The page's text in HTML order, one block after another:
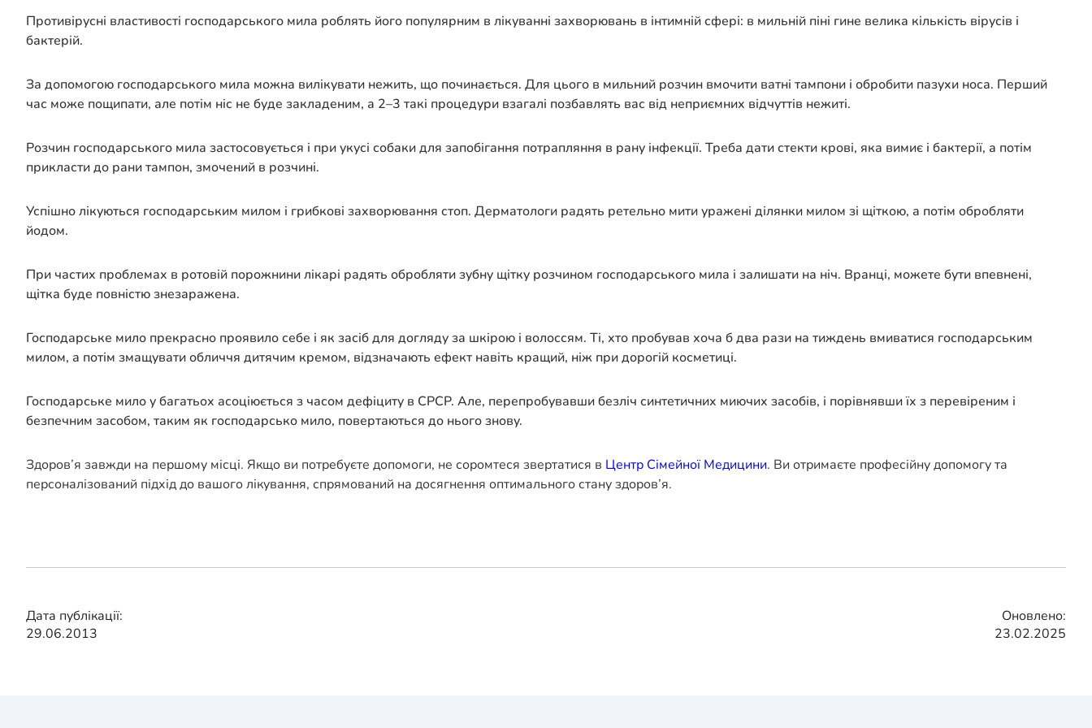
Противірусні властивості господарського мила роблять його популярним в лікуванні захворювань в інтимній сфері: в мильній піні гине велика кількість вірусів і
бактерій.
За допомогою господарського мила можна вилікувати нежить, що починається. Для цього в мильний розчин вмочити ватні тампони і обробити пазухи носа. Перший
час може пощипати, але потім ніс не буде закладеним, а 2–3 такі процедури взагалі позбавлять вас від неприємних відчуттів нежиті.
Розчин господарського мила застосовується і при укусі собаки для запобігання потрапляння в рану інфекції. Треба дати стекти крові, яка вимиє і бактерії, а потім
прикласти до рани тампон, змочений в розчині.
Успішно лікуються господарським милом і грибкові захворювання стоп. Дерматологи радять ретельно мити уражені ділянки милом зі щіткою, а потім обробляти
йодом.
При частих проблемах в ротовій порожнини лікарі радять обробляти зубну щітку розчином господарського мила і залишати на ніч. Вранці, можете бути впевнені,
щітка буде повністю знезаражена.
Господарське мило прекрасно проявило себе і як засіб для догляду за шкірою і волоссям. Ті, хто пробував хоча б два рази на тиждень вмиватися господарським
милом, а потім змащувати обличчя дитячим кремом, відзначають ефект навіть кращий, ніж при дорогій косметиці.
Господарське мило у багатьох асоціюється з часом дефіциту в СРСР. Але, перепробувавши безліч синтетичних миючих засобів, і порівнявши їх з перевіреним і
безпечним засобом, таким як господарсько мило, повертаються до нього знову.
Здоров’я завжди на першому місці. Якщо ви потребуєте допомоги, не соромтеся звертатися в Центр Сімейної Медицини. Ви отримаєте професійну допомогу та
персоналізований підхід до вашого лікування, спрямований на досягнення оптимального стану здоров’я.
Дата публікації:
29.06.2013
Оновлено:
23.02.2025